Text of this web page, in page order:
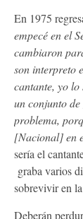
En 1975
empecé en el
cambiaron
son interpreto
cantante, yo
un conjunto
problema,
[Nacional] en
sería el
graba varios
sobrevivir en
Deberán